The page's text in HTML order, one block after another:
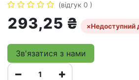
(відгук 0 )
293,25 ₴ ×Недоступний
Зв'язатися з нами